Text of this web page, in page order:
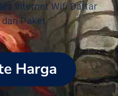
Internet Wifi Daftar
Paket
Harga